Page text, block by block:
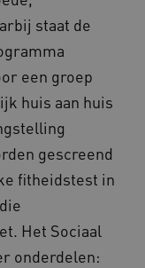
staat de
een groep
huis aan huis
gescreend
fitheidstest in
Het Sociaal
onderdelen: